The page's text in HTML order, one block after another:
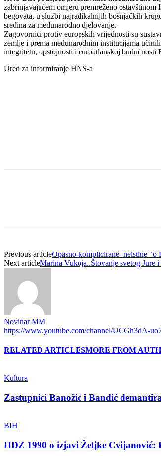
zabrinjavajućem omjeru premreženo ostavštinom
begovata, u službi najradikalnijih bošnjačkih
sredina za međunarodno djelovanje.
Zagovornici protiv europskih vrijednosti su
zemlje i prema međunarodnim institucijama
integritetu, opstojnosti i euroatlanskoj budućnosti
Ured za informiranje HNS-a
Previous articleOpasno-komplicirane- neistine “o
Next articleMarina Vukoja..Štovanje svetog Jure i
Novinar MM
https://www.youtube.com/channel/UCGh3dA-
RELATED ARTICLESMORE FROM
Kultura
Zastupnici Banožić i Bandić
BIH
HDZ 1990 o izjavi Željke